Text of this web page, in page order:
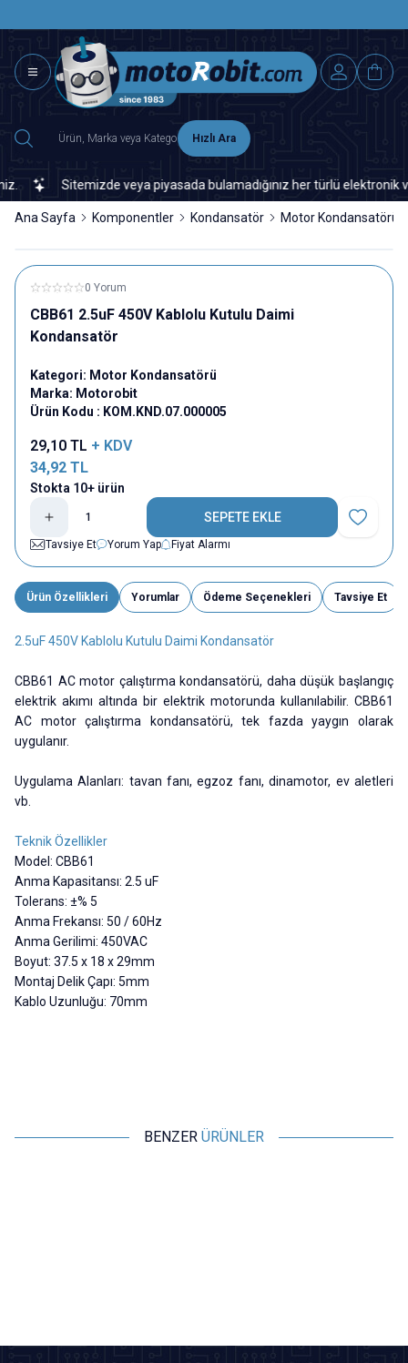
Hızlı Ara
Sitemizde veya piyasada bulamadığınız her türlü elektronik
Ana Sayfa Komponentler Kondansatör Motor Kondansatörü
0 Yorum
CBB61 2.5uF 450V Kablolu Kutulu Daimi
Kondansatör
Kategori: Motor Kondansatörü
Marka: Motorobit
Ürün Kodu : KOM.KND.07.000005
29,10 TL + KDV
34,92 TL
Stokta 10+ ürün
SEPETE EKLE
Favoriye
Tavsiye Et
Yorum Yap Fiyat Alarmı
Ürün Özellikleri Yorumlar Ödeme Seçenekleri Tavsiye Et
2.5uF 450V Kablolu Kutulu Daimi Kondansatör
CBB61 AC motor çalıştırma kondansatörü, daha düşük başlangıç
elektrik akımı altında bir elektrik motorunda kullanılabilir. CBB61
AC motor çalıştırma kondansatörü, tek fazda yaygın olarak
uygulanır.
Uygulama Alanları: tavan fanı, egzoz fanı, dinamotor, ev aletleri
vb.
Teknik Özellikler
Model: CBB61
Anma Kapasitansı: 2.5 uF
Tolerans: ±% 5
Anma Frekansı: 50 / 60Hz
Anma Gerilimi: 450VAC
Boyut: 37.5 x 18 x 29mm
Montaj Delik Çapı: 5mm
Kablo Uzunluğu: 70mm
BENZER ÜRÜNLER